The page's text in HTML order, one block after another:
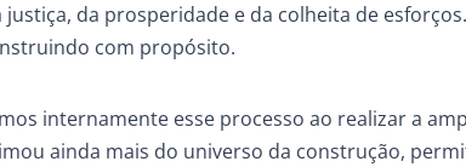
da prosperidade e da colheita de
com propósito.
internamente esse processo ao realizar a
ainda mais do universo da construção,